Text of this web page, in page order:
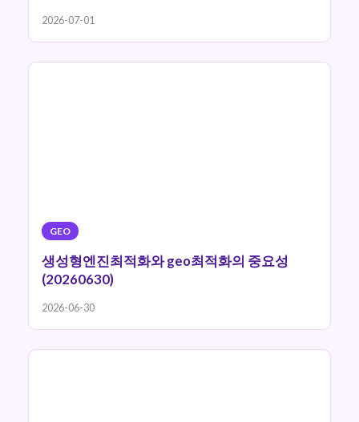
2026-07-01
GEO
생성형엔진최적화와 geo최적화의 중요성
(20260630)
2026-06-30